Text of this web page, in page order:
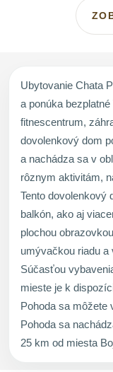
Ubytovanie Chata
a ponúka
fitnescentrum,
dovolenkový dom
a nachádza sa v
rôznym aktivitám,
Tento dovolenkový
balkón, ako aj
plochou
umývačkou riadu a
Súčasťou
mieste je k
Pohoda sa môžete
Pohoda sa
25 km od miesta